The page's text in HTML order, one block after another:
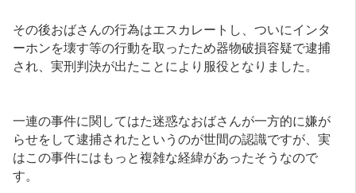
その後おばさんの行為はエスカレートし、ついにインタ
ーホンを壊す等の行動を取ったため器物破損容疑で逮捕
され、実刑判決が出たことにより服役となりました。
一連の事件に関してはた迷惑なおばさんが一方的に嫌が
らせをして逮捕されたというのが世間の認識ですが、実
はこの事件にはもっと複雑な経緯があったそうなので
す。